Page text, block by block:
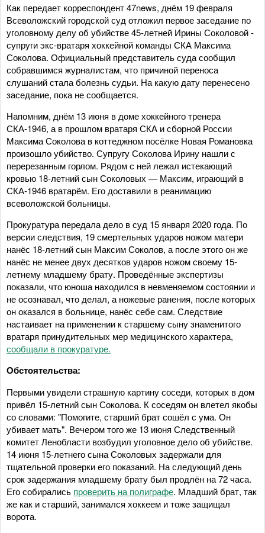
Как передает корреспондент 47news, днём 19 февраля
Всеволожский городской суд отложил первое заседание по
уголовному делу об убийстве 45-летней Ирины Соколовой -
супруги экс-вратаря хоккейной команды СКА Максима
Соколова. Официальный представитель суда сообщил
собравшимся журналистам, что причиной переноса
слушаний стала болезнь судьи. На какую дату перенесено
заседание, пока не сообщается.
Напомним, днём 13 июня в доме хоккейного тренера
СКА-1946, а в прошлом вратаря СКА и сборной России
Максима Соколова в коттеджном посёлке Новая Романовка
произошло убийство. Супругу Соколова Ирину нашли с
перерезанным горлом. Рядом с ней лежал истекающий
кровью 18-летний сын Соколовых — Максим, играющий в
СКА-1946 вратарём. Его доставили в реанимацию
всеволожской больницы.
Прокуратура передала дело в суд 15 января 2020 года. По
версии следствия, 19 смертельных ударов ножом матери
нанёс 18-летний сын Максим Соколов, а после этого он же
нанёс не менее двух десятков ударов ножом своему 15-
летнему младшему брату. Проведённые экспертизы
показали, что юноша находился в невменяемом состоянии и
не осознавал, что делал, а ножевые ранения, после которых
он оказался в больнице, нанёс себе сам. Следствие
настаивает на применении к старшему сыну знаменитого
вратаря принудительных мер медицинского характера,
сообщали в прокуратуре.
Обстоятельства:
Первыми увидели страшную картину соседи, которых в дом
привёл 15-летний сын Соколова. К соседям он влетел якобы
со словами: "Помогите, старший брат сошёл с ума. Он
убивает мать". Вечером того же 13 июня Следственный
комитет Ленобласти возбудил уголовное дело об убийстве.
14 июня 15-летнего сына Соколовых задержали для
тщательной проверки его показаний. На следующий день
срок задержания младшему брату был продлён на 72 часа.
Его собирались проверить на полиграфе. Младший брат, так
же как и старший, занимался хоккеем и тоже защищал
ворота.